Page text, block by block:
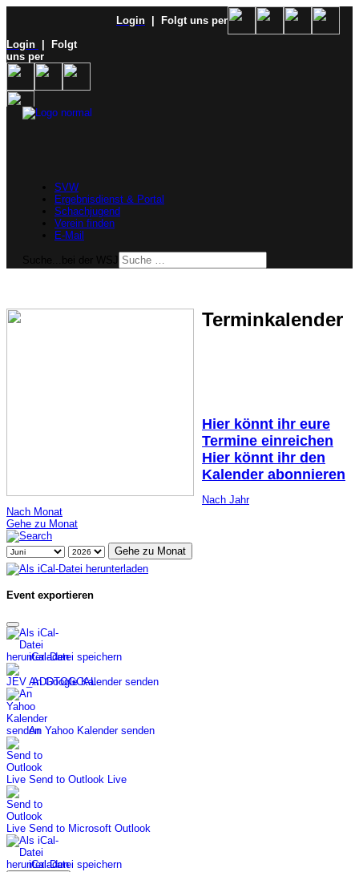
Login
| Folgt uns per
Login
| Folgt
uns per
SVW
Ergebnisdienst & Portal
Schachjugend
Verein finden
E-Mail
Terminkalender
Hier könnt ihr eure
Termine einreichen
Hier könnt ihr den
Kalender abonnieren
Nach Jahr
Nach Monat
Gehe zu Monat
Gehe zu Monat
Event exportieren
iCal-Datei speichern
An Google Kalender senden
An Yahoo Kalender senden
Send to Outlook Live
Send to Microsoft Outlook
iCal-Datei speichern